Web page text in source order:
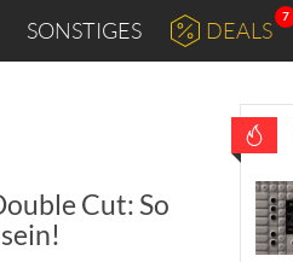
SONSTIGES DEALS
7
Cut: So